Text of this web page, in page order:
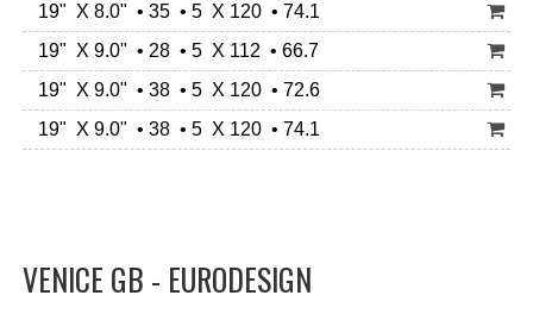
19" X 8.0" • 35 • 5 X 120 • 74.1
19" X 9.0" • 28 • 5 X 112 • 66.7
19" X 9.0" • 38 • 5 X 120 • 72.6
19" X 9.0" • 38 • 5 X 120 • 74.1
VENICE GB - EURODESIGN